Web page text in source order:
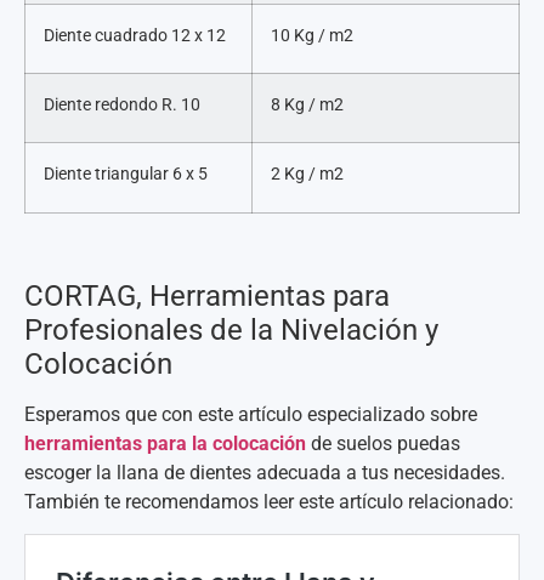
Diente cuadrado 12 x 12 10 Kg / m2
Diente redondo R. 10 8 Kg / m2
Diente triangular 6 x 5 2 Kg / m2
CORTAG, Herramientas para
Profesionales de la Nivelación y
Colocación
Esperamos que con este artículo especializado sobre
herramientas para la colocación de suelos puedas
escoger la llana de dientes adecuada a tus necesidades.
También te recomendamos leer este artículo relacionado: